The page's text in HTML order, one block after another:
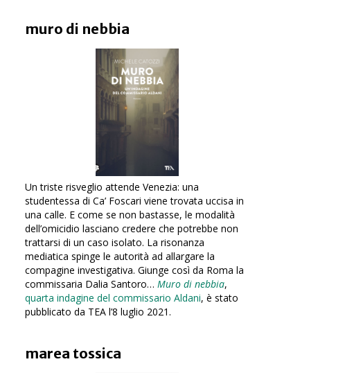
muro di nebbia
Un triste risveglio attende Venezia: una
studentessa di Ca’ Foscari viene trovata uccisa in
una calle. E come se non bastasse, le modalità
dell’omicidio lasciano credere che potrebbe non
trattarsi di un caso isolato. La risonanza
mediatica spinge le autorità ad allargare la
compagine investigativa. Giunge così da Roma la
commissaria Dalia Santoro… Muro di nebbia,
quarta indagine del commissario Aldani, è stato
pubblicato da TEA l’8 luglio 2021.
marea tossica